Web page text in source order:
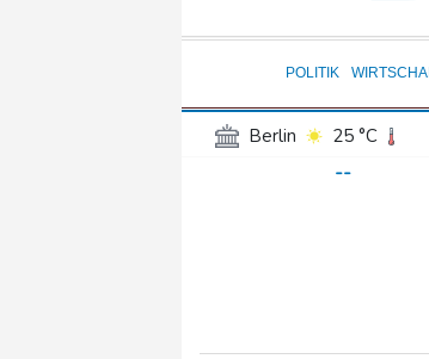
POLITIK
Berlin 25 °C
Frankfurt am Main
--